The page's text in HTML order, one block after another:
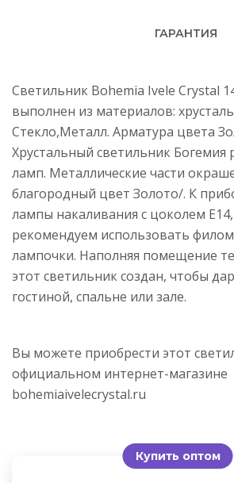
ГАРАНТИЯ
Светильник Bohemia Ivele Crystal
выполнен из материалов:
Стекло,Металл. Арматура цвета
Хрустальный светильник Богемия
ламп. Металлические части
благородный цвет Золото/. К
лампы накаливания с цоколем
рекомендуем использовать
лампочки. Наполняя помещение
этот светильник создан, чтобы
гостиной, спальне или зале.
Вы можете приобрести этот
официальном интернет-магазине
bohemiaivelecrystal.ru
Купить оптом